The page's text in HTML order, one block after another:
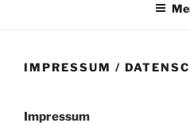
IMPRESSUM /
Impressum